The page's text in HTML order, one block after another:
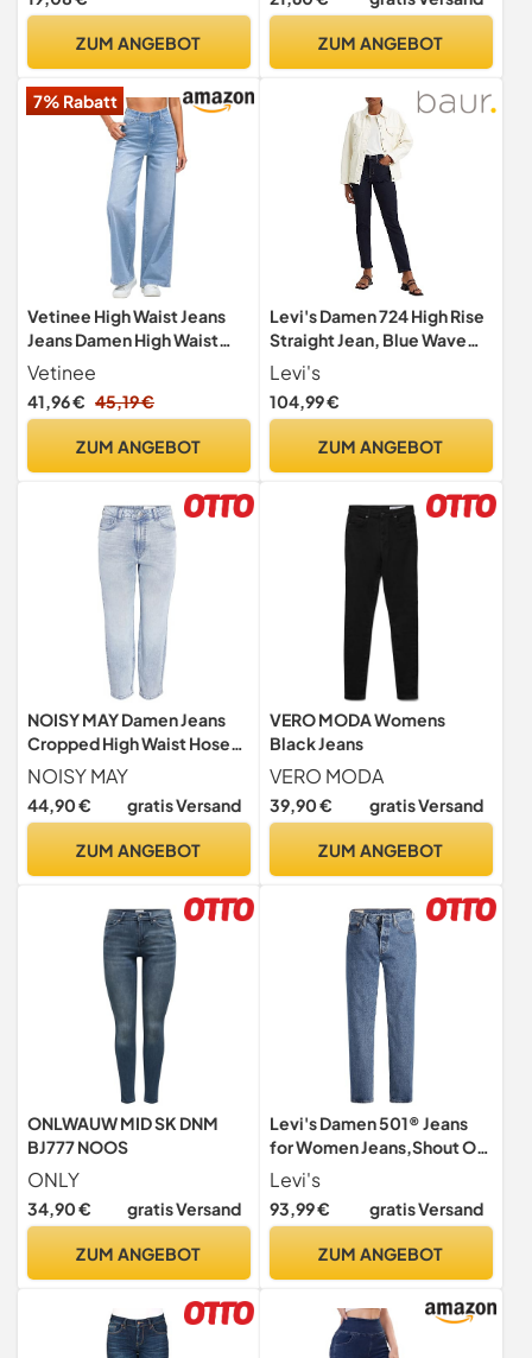
ZUM ANGEBOT ZUM ANGEBOT
7% Rabatt
Vetinee High Waist Jeans
Jeans Damen High Waist
Baggy Meeresblau Größe
Large Passt EU Größe 42 bis
EU Größe 44
Vetinee
41,96 € 45,19 €
ZUM ANGEBOT
Levi's Damen 724 High Rise
Straight Jean, Blue Wave
Rinse, 32W / 32L
Levi's
104,99 €
ZUM ANGEBOT
NOISY MAY Damen Jeans
Cropped High Waist Hose
Denim Bleached Pants
NMMONI, Farben:Hellblau,
Größe:31W / 32L,
NOISY MAY
44,90 € gratis Versand
ZUM ANGEBOT
VERO MODA Womens
Black Jeans
VERO MODA
39,90 € gratis Versand
ZUM ANGEBOT
ONLWAUW MID SK DNM
BJ777 NOOS
ONLY
34,90 € gratis Versand
ZUM ANGEBOT
Levi's Damen 501® Jeans
for Women Jeans,Shout Out
Stone,32W / 30L
Levi's
93,99 € gratis Versand
ZUM ANGEBOT